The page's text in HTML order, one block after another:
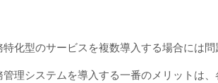
化型のサービスを複数導入する場合には問
管理システムを導入する一番のメリットは